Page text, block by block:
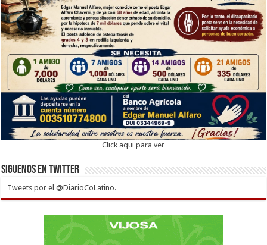
Click aqui para ver
Siguenos en twitter
Tweets por el @DiarioCoLatino.